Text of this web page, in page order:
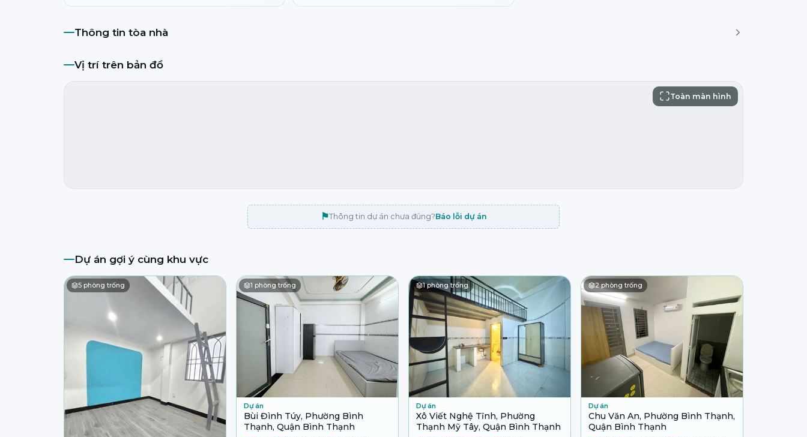
Thông tin tòa nhà
Vị trí trên bản đồ
Toàn màn hình
⚑Thông tin dự án chưa đúng?Báo lỗi dự án
Dự án gợi ý cùng khu vực
5 phòng trống 1 phòng trống
Dự án
Bùi Đình Túy, Phường Bình
Thạnh, Quận Bình Thạnh
1phòng trống
Dự án
Xô Viết Nghệ Tĩnh, Phường
Thạnh Mỹ Tây, Quận Bình Thạnh
2phòng trống
Dự án
Chu Văn An, Phường Bình Thạnh,
Quận Bình Thạnh